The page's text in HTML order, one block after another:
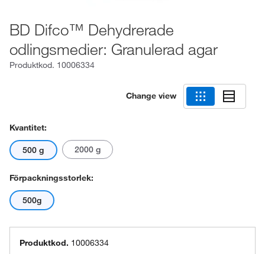
BD Difco™ Dehydrerade
odlingsmedier: Granulerad agar
Produktkod. 10006334
Change view
Kvantitet:
500 g 2000 g
Förpackningsstorlek:
500g
Produktkod. 10006334